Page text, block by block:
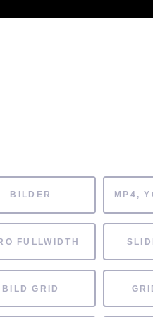
BILDER
FULLWIDTH
BILD GRID